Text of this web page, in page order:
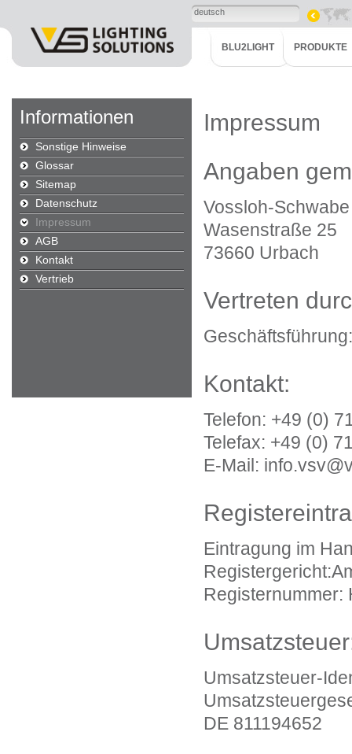
deutsch
BLU2LIGHT PRODUKTE
Informationen
Sonstige Hinweise
Glossar
Sitemap
Datenschutz
Impressum
AGB
Kontakt
Vertrieb
Impressum
Angaben
Vossloh-
Wasenstraße 25
73660 Urbach
Vertreten
Kontakt:
Telefon: +49 (0)
Telefax: +49 (0)
E-Mail:
Eintragung im
Registernummer:
Umsatzsteuer-
DE 811194652